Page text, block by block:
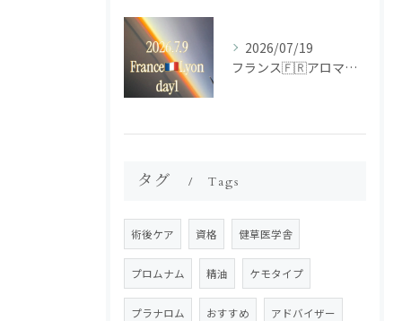
2026/07/19
フランス🇫🇷アロマ研修ツアー𝗱𝗮𝘆𝟭
タグ Tags
術後ケア 資格 健草医学舎
プロムナム 精油 ケモタイプ
プラナロム おすすめ アドバイザー